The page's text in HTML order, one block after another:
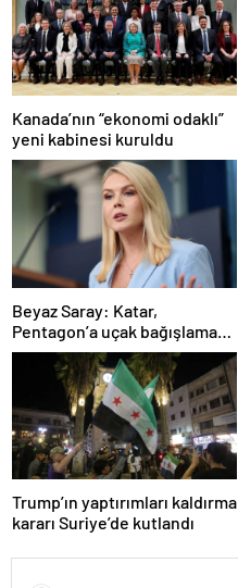
Kanada’nın “ekonomi odaklı”
yeni kabinesi kuruldu
Beyaz Saray: Katar,
Pentagon’a uçak bağışlamayı
teklif etti
Trump’ın yaptırımları kaldırma
kararı Suriye’de kutlandı